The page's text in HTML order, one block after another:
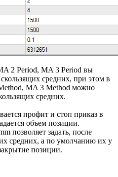
2 Period, MA 3 Period вы
средних, при этом в
MA 3 Method можно
средних.
профит и стоп приказ в
объем позиции.
позволяет задать, после
средних, а по умолчанию их у
позиции.